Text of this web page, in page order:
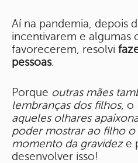
Aí na pandemia, depois
incentivarem e algumas
favorecerem, resolvi
pessoas.
Porque outras mães
lembranças dos filhos, o
aqueles olhares
poder mostrar ao filho o
momento da gravideze
desenvolver isso!